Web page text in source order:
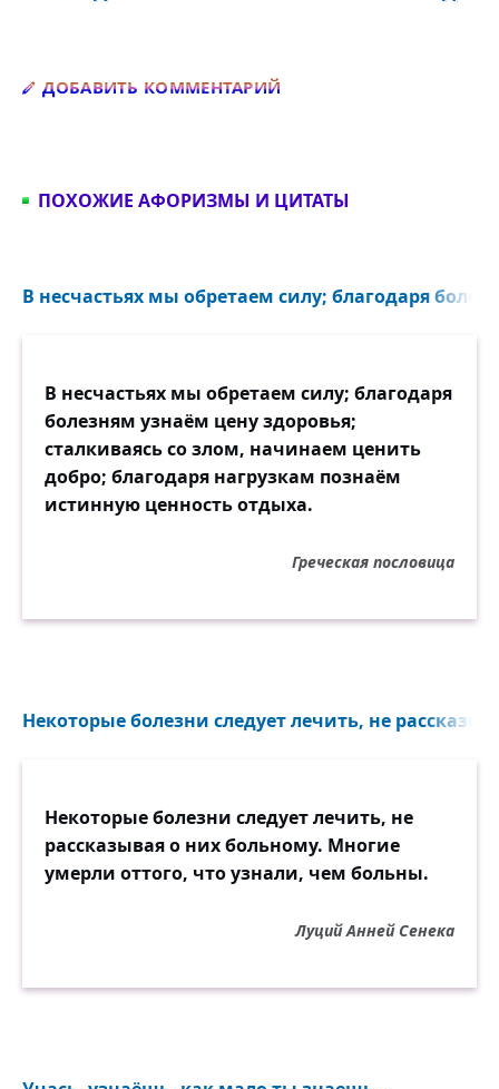
ДОБАВИТЬ КОММЕНТАРИЙ
ПОХОЖИЕ АФОРИЗМЫ И ЦИТАТЫ
В несчастьях мы обретаем силу; благодаря
В несчастьях мы обретаем силу; благодаря
болезням узнаём цену здоровья;
сталкиваясь со злом, начинаем ценить
добро; благодаря нагрузкам познаём
истинную ценность отдыха.
Греческая пословица
Некоторые болезни следует лечить, не
Некоторые болезни следует лечить, не
рассказывая о них больному. Многие
умерли оттого, что узнали, чем больны.
Луций Анней Сенека